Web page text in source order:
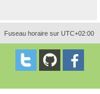
Fuseau horaire sur UTC+02:00